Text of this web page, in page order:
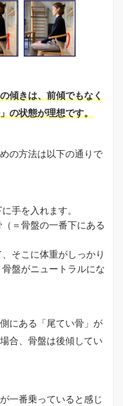
傾きは、前傾でもなく
の状態が理想です。
の方法は以下の通りで
手を入れます。
＝骨盤の一番下にある
そこに体重がしっかり
盤がニュートラルにな
にある「尾てい骨」が
合、骨盤は後傾してい
一番乗っていると感じ